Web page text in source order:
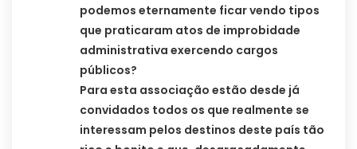
podemos eternamente ficar vendo tipos
que praticaram atos de improbidade
administrativa exercendo cargos
públicos?
Para esta associação estão desde já
convidados todos os que realmente se
interessam pelos destinos deste país tão